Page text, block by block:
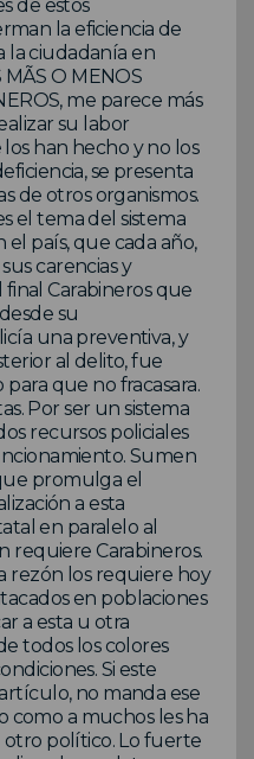
de estos
la eficiencia de
la ciudadanía en
O MENOS
me parece más
su labor
han hecho y no los
se presenta
de otros organismos.
el tema del sistema
país, que cada año,
carencias y
final Carabineros que
su
una preventiva, y
al delito, fue
que no fracasara.
Por ser un sistema
recursos policiales
Sumen
promulga el
a esta
en paralelo al
requiere Carabineros.
rezón los requiere hoy
en poblaciones
a esta u otra
todos los colores
Si este
no manda ese
como a muchos les ha
otro político. Lo fuerte